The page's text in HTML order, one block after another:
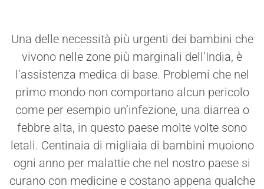
Una delle necessità più urgenti dei bambini che
vivono nelle zone più marginali dell’India, è
l’assistenza medica di base. Problemi che nel
primo mondo non comportano alcun pericolo
come per esempio un’infezione, una diarrea o
febbre alta, in questo paese molte volte sono
letali. Centinaia di migliaia di bambini muoiono
ogni anno per malattie che nel nostro paese si
curano con medicine e costano appena qualche